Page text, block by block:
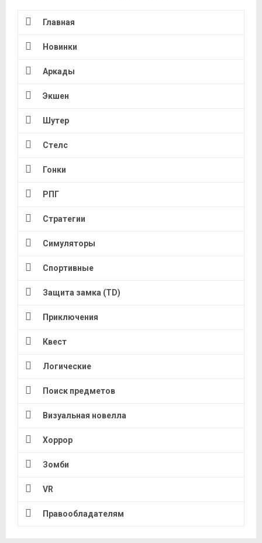
Главная
Новинки
Аркады
Экшен
Шутер
Стелс
Гонки
РПГ
Стратегии
Симуляторы
Спортивные
Защита замка (TD)
Приключения
Квест
Логические
Поиск предметов
Визуальная новелла
Хоррор
Зомби
VR
Правообладателям